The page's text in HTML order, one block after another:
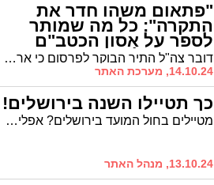
"פתאום משהו חדר את
התקרה": כל מה שמותר
לספר על אסון הכטב"ם
בבסיס גולני דובר צה"ל התיר הבוקר לפרסום כי ארבעה חיילי צה"ל נהרגו ו-58 נפצעו, מתוכם שבעה באורח קשה, תשעה באורח בינוני והיתר קל, בעקבות פגיעת כטב"ם של חיזבאללה בחדר האוכל בבסיס האימונים של חטיבת גולני סמוך לבנימינה.
14.10.24, מערכת האתר
כך תטיילו השנה בירושלים!
מטיילים בחול המועד בירושלים? אפליקציית הסיורים של ירושלים - עכשיו בגרסת מהדרין!
13.10.24, מנהל האתר